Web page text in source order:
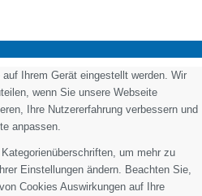
Ihrem Gerät eingestellt werden. Wir
wenn Sie unsere Webseite
Ihre Nutzererfahrung verbessern und
anpassen.
um mehr zu
Einstellungen ändern. Beachten Sie,
Cookies Auswirkungen auf Ihre